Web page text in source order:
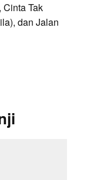
Tak
dan Jalan